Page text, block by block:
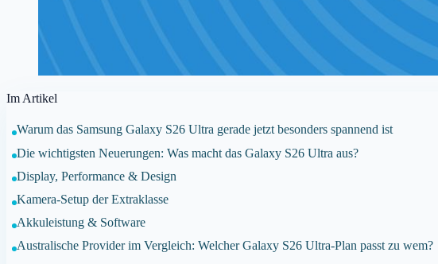
Im Artikel
Warum das Samsung Galaxy S26 Ultra gerade jetzt besonders spannend ist
Die wichtigsten Neuerungen: Was macht das Galaxy S26 Ultra aus?
Display, Performance & Design
Kamera-Setup der Extraklasse
Akkuleistung & Software
Australische Provider im Vergleich: Welcher Galaxy S26 Ultra-Plan passt zu wem?